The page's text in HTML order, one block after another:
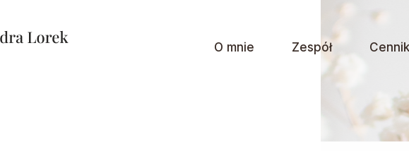
O mnie Zespół Cennik